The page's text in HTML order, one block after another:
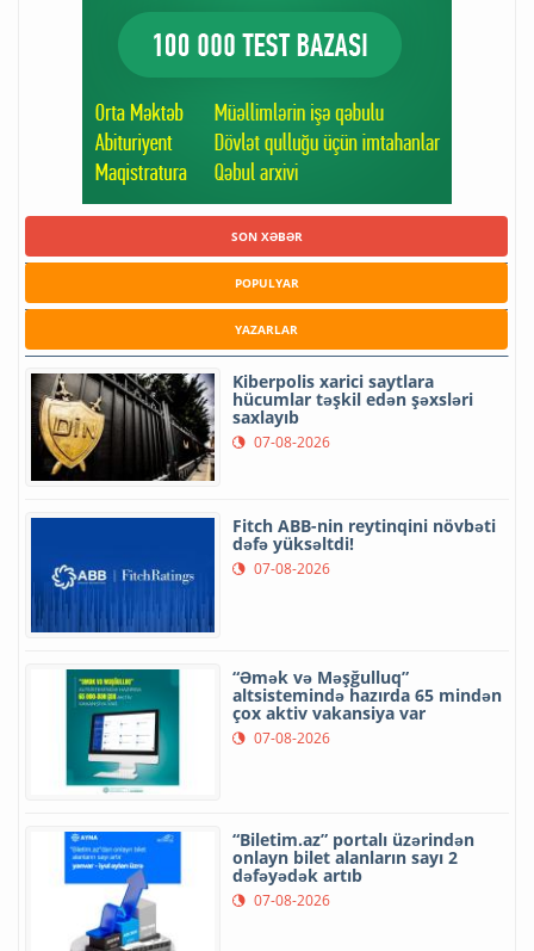
SON XƏBƏR
POPULYAR
YAZARLAR
Kiberpolis xarici saytlara
hücumlar təşkil edən şəxsləri
saxlayıb
07-08-2026
Fitch ABB-nin reytinqini növbəti
dəfə yüksəltdi!
07-08-2026
“Əmək və Məşğulluq”
altsistemində hazırda 65 mindən
çox aktiv vakansiya var
07-08-2026
“Biletim.az” portalı üzərindən
onlayn bilet alanların sayı 2
dəfəyədək artıb
07-08-2026